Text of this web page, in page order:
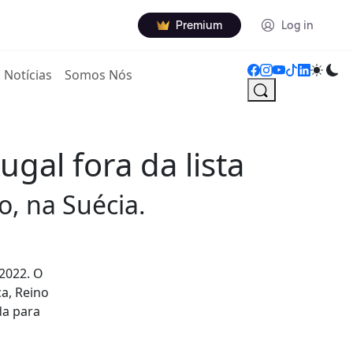
Premium Log in
Notícias Somos Nós
fora da lista
na Suécia.
O
Reino
para